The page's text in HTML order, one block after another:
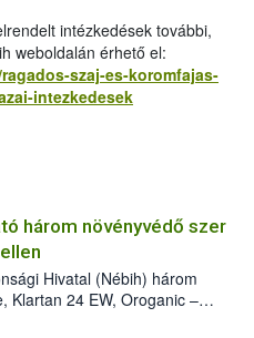
intézkedések további,
weboldalán érhető el:
szaj-es-koromfajas-
intezkedesek
három növényvédő szer
Hivatal (Nébih) három
Klartan 24 EW, Oroganic –
azok a szüretet követően,